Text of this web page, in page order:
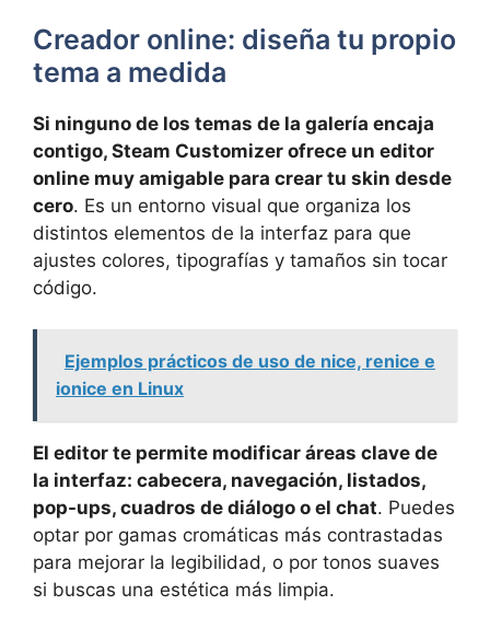
Creador online: diseña tu propio
tema a medida
Si ninguno de los temas de la galería encaja
contigo, Steam Customizer ofrece un editor
online muy amigable para crear tu skin desde
cero. Es un entorno visual que organiza los
distintos elementos de la interfaz para que
ajustes colores, tipografías y tamaños sin tocar
código.
Ejemplos prácticos de uso de nice, renice e
ionice en Linux
El editor te permite modificar áreas clave de
la interfaz: cabecera, navegación, listados,
pop-ups, cuadros de diálogo o el chat. Puedes
optar por gamas cromáticas más contrastadas
para mejorar la legibilidad, o por tonos suaves
si buscas una estética más limpia.